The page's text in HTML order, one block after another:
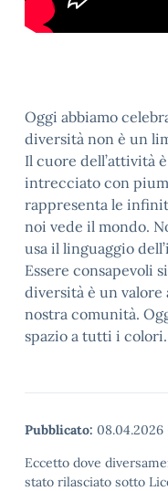
Oggi abbiamo
diversità non è un
Il cuore dell’attività
intrecciato con
rappresenta le
noi vede il mondo.
usa il linguaggio
Essere consapevoli
diversità è un
nostra comunità.
spazio a tutti i colori.
Pubblicato: 08.04.2026
Eccetto dove
stato rilasciato sotto